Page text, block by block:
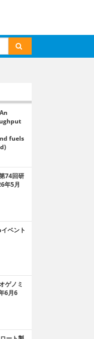
fuels
74回研
年5月
ベント
ゲノミ
6月6